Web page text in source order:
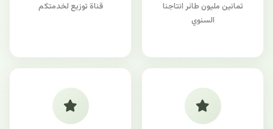
ثمانين مليون طائر انتاجنا
السنوي
قناة توزيع لخدمتكم